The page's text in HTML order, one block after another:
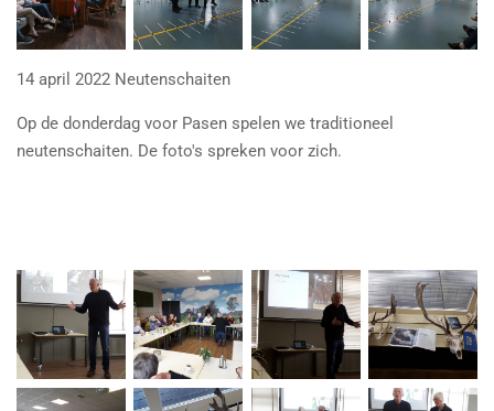
14 april 2022 Neutenschaiten
Op de donderdag voor Pasen spelen we traditioneel
neutenschaiten. De foto's spreken voor zich.